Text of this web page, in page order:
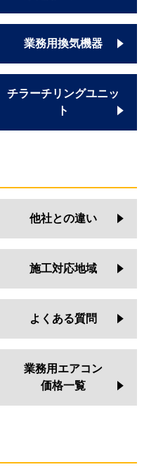
業務用換気機器
チラーチリングユニッ
ト
他社との違い
施工対応地域
よくある質問
業務用エアコン
価格一覧